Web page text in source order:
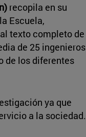
recopila en su
Escuela,
texto completo de
de 25 ingenieros
de los diferentes
ya que
a la sociedad.